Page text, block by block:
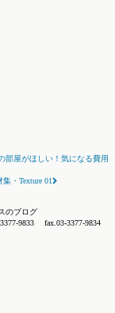
部屋がほしい！気になる費用
・Texture 01
のブログ
9833 fax.03-3377-9834